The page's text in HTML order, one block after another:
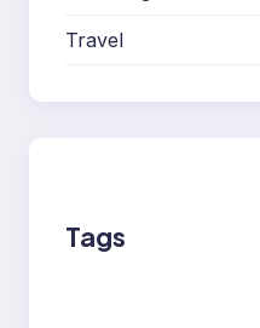
Travel
Tags